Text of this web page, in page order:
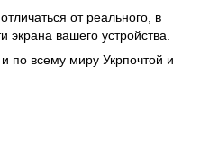
от реального, в
экрана вашего устройства.
по всему миру Укрпочтой и